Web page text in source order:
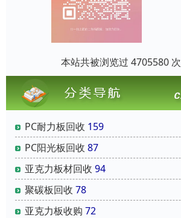
本站共被浏览过 4705580 次
PC耐力板回收 159
PC阳光板回收 87
亚克力板材回收 94
聚碳板回收 78
亚克力板收购 72